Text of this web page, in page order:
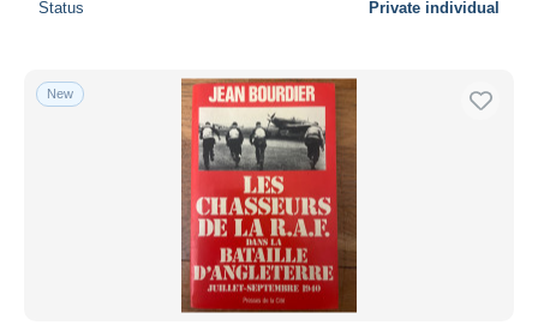
Submit
Status Private individual
New